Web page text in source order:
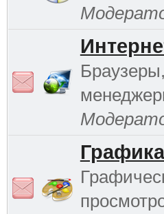
Графика